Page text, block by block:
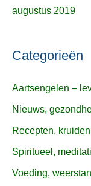
augustus 2019
Categorieën
Aartsengelen –
Nieuws,
Recepten,
Spiritueel,
Voeding,